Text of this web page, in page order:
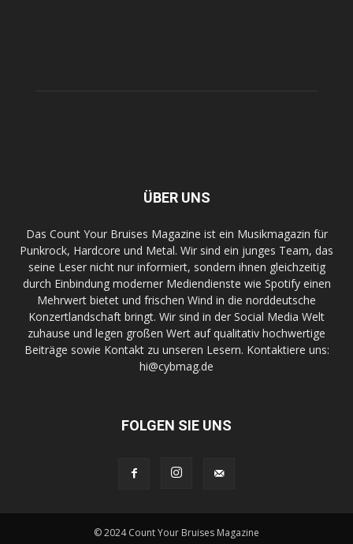
ÜBER UNS
Das Count Your Bruises Magazine ist ein Musikmagazin für
Punkrock, Hardcore und Metal. Wir sind ein junges Team, das
seine Leser nicht nur informiert, sondern ihnen gleichzeitig
durch Einbindung moderner Mediendienste wie Spotify einen
Mehrwert bietet und frischen Wind in die norddeutsche
Konzertlandschaft bringt. Wir sind in der Social Media Welt
zuhause und legen großen Wert auf qualitativ hochwertige
Beiträge sowie Kontakt zu unseren Lesern. Kontaktiere uns:
hi@cybmag.de
FOLGEN SIE UNS
© 2024 Count Your Bruises Magazine